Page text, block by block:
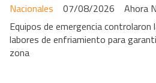
Ahora
Nacionales
07/08/2026
Equipos de emergencia controlaron
labores de enfriamiento para
zona